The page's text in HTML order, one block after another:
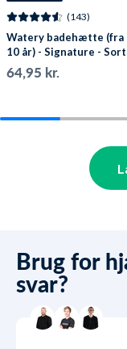
(143)
Watery badehætte (fra
10 år) - Signature - Sort
64,95 kr.
Brug for
svar?